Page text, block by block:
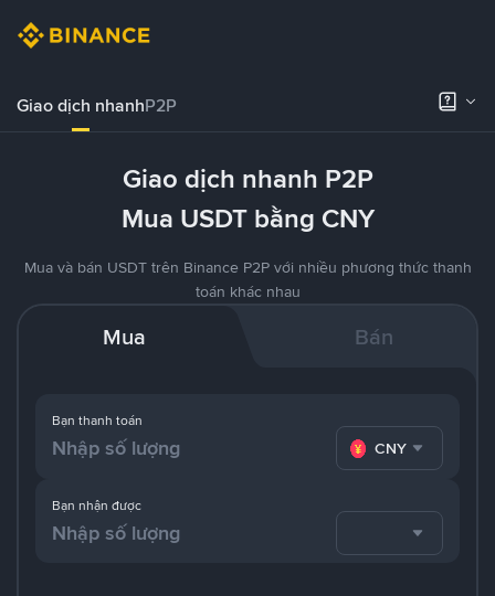
Giao dịch nhanhP2P
Giao dịch nhanh P2P
Mua USDT bằng CNY
Mua và bán USDT trên Binance P2P với nhiều phương thức thanh
toán khác nhau
Mua Bán
Bạn thanh toán
CNY
Bạn nhận được